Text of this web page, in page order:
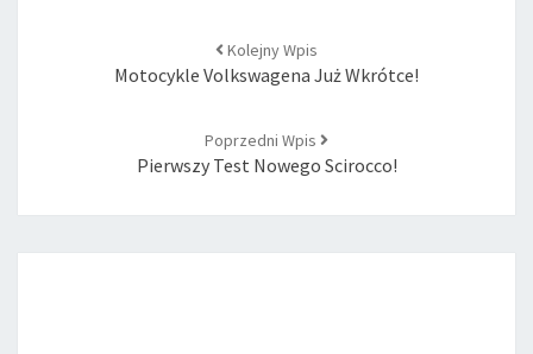
navigation
Kolejny Wpis
Motocykle Volkswagena Już Wkrótce!
Poprzedni Wpis
Pierwszy Test Nowego Scirocco!